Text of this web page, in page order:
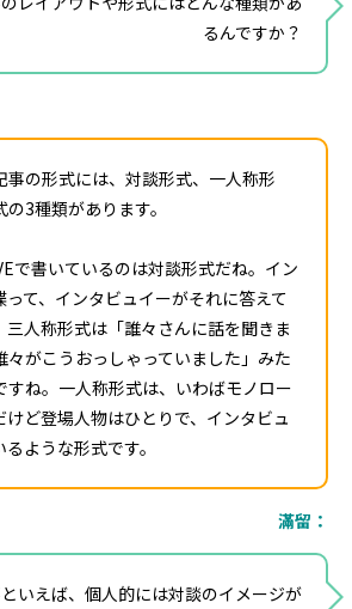
るんですか？
事の形式には、対談形式、一人称形
3種類があります。
で書いているのは対談形式だね。イン
って、インタビュイーがそれに答えて
三人称形式は「誰々さんに話を聞きま
々がこうおっしゃっていました」みた
すね。一人称形式は、いわばモノロー
けど登場人物はひとりで、インタビュ
ような形式です。
滿留：
いえば、個人的には対談のイメージが